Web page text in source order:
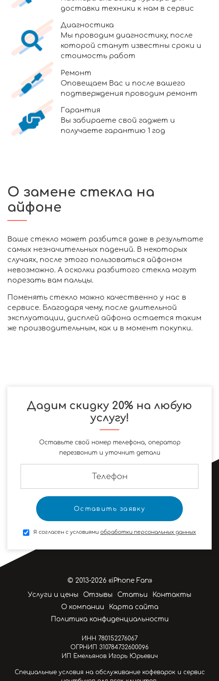
доставки техники к нам в сервис
Диагностика
Мы проводим диагностику, после
которой станут известны сроки и
стоимость работ
Ремонт
Оповещаем Вас и после вашего
подтверждения проводим ремонт
Гарантия
Вы забираете свой гаджет и
получаете гарантию 1 год
О замене стекла на
айфоне
Ваше стекло может разбится даже в результате
самых незначительных падений. В некоторых
случаях, после этого пользоваться айфоном
невозможно. А осколки разбитого стекла могут
порезать вам пальцы.
Поменять стекло можно качественно у нас в
сервисе. Благодаря чему, после длительной
эксплуатации, дисплей айфона остается таким
же производительным, как и в момент покупки.
Дадим скидку 20% на любую
услугу!
Оставьте свой номер телефона, оператор
перезвонит и уточнит детали
Я согласен с условиями обработки персональных данных
© 2013-2026 «iPhone Fan»
Услуги и цены
Отзывы Статьи
Контакты
О компании
Карта сайта
Политика конфиденциальности
ИНН 780152276067
ОГРНИП 310784732600096
ИП Емельянов Игорь Юрьевич
Специальные условия на обслуживание кофеварок и сервис